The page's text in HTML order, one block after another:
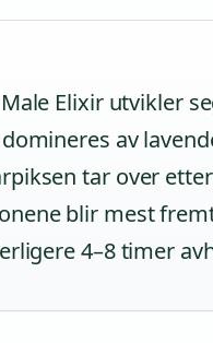
Male Elixir utvikler
av
tar over
blir mest
4–8 timer